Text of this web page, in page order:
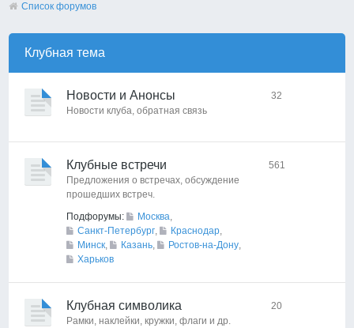
Список форумов
Клубная тема
Новости и Анонсы
Новости клуба, обратная связь
32
Клубные встречи
Предложения о встречах, обсуждение
прошедших встреч.
Подфорумы:
Москва,
Санкт-Петербург, Краснодар,
Минск, Казань, Ростов-на-Дону,
Харьков
561
Клубная символика
Рамки, наклейки, кружки, флаги и др.
20